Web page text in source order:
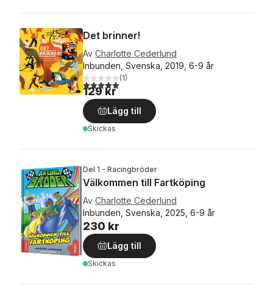
Det brinner!
Av Charlotte Cederlund
Inbunden, Svenska, 2019, 6-9 år
5,0utav 5 stjärnor. Totalt antal röster:
(1)
129 kr
Lägg till
Skickas
Del 1 - Racingbröder
Välkommen till Fartköping
Av Charlotte Cederlund
Inbunden, Svenska, 2025, 6-9 år
230 kr
Lägg till
Skickas